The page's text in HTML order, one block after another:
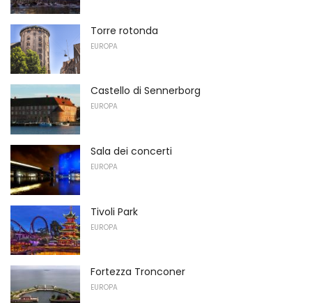
Torre rotonda
EUROPA
Castello di Sennerborg
EUROPA
Sala dei concerti
EUROPA
Tivoli Park
EUROPA
Fortezza Tronconer
EUROPA